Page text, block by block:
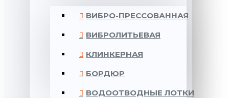
ВИБРО-ПРЕССОВАННАЯ
ВИБРОЛИТЬЕВАЯ
КЛИНКЕРНАЯ
БОРДЮР
ВОДООТВОДНЫЕ ЛОТКИ